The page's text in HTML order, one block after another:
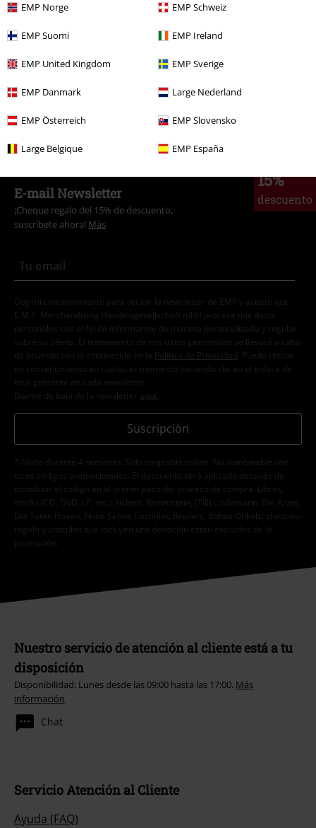
EMP Norge EMP Schweiz
EMP Suomi EMP Ireland
EMP United Kingdom EMP Sverige
EMP Danmark Large Nederland
EMP Österreich EMP Slovensko
Large Belgique EMP España
Edgerunners
Ofertas % Películas & TV
15%
descuento
E-mail Newsletter
¡Cheque regalo del 15% de descuento,
suscríbete ahora! Más
Doy mi consentimiento para recibir la newsletter de EMP y acepto que
E.M.P. Merchandising Handelsgesellschaft mbH procese mis datos
personales con el fin de informarme de manera personalizada y regular
sobre su oferta. El tratamiento de mis datos personales se llevará a cabo
de acuerdo con lo establecido en la
Política de Privacidad . Puedo retirar
mi consentimiento en cualquier momento haciendo clic en el enlace de
baja presente en cada newsletter.
Darme de baja de la newsletter
aquí
Suscripción
*Válido durante 4 semanas. Solo canjeable online. No combinable con
otros códigos promocionales. El descuento será aplicado después de
introducir el código en el primer paso del proceso de compra. Libros,
media (CD, DVD, LP, etc.), tickets, Rammstein, (Till) Lindemann, Die Ärzte,
Die Toten Hosen, Feine Sahne Fischfilet, Broilers, Böhse Onkelz, cheques-
regalo y artículos que incluyen una donación están excluidos de la
promoción.
Nuestro servicio de atención al cliente está a tu
disposición
Disponibilidad: Lunes desde las 09:00 hasta las 17:00. Más
información
Chat
Servicio Atención al Cliente
Ayuda (FAQ)